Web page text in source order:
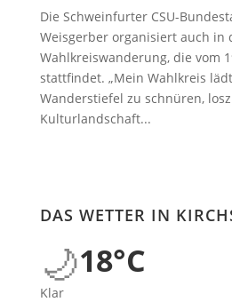
Die Schweinfurter CSU-
Weisgerber organisiert auch in
Wahlkreiswanderung, die vom
stattfindet. „Mein Wahlkreis
Wanderstiefel zu schnüren,
Kulturlandschaft...
DAS WETTER IN
🌙18°C
Klar